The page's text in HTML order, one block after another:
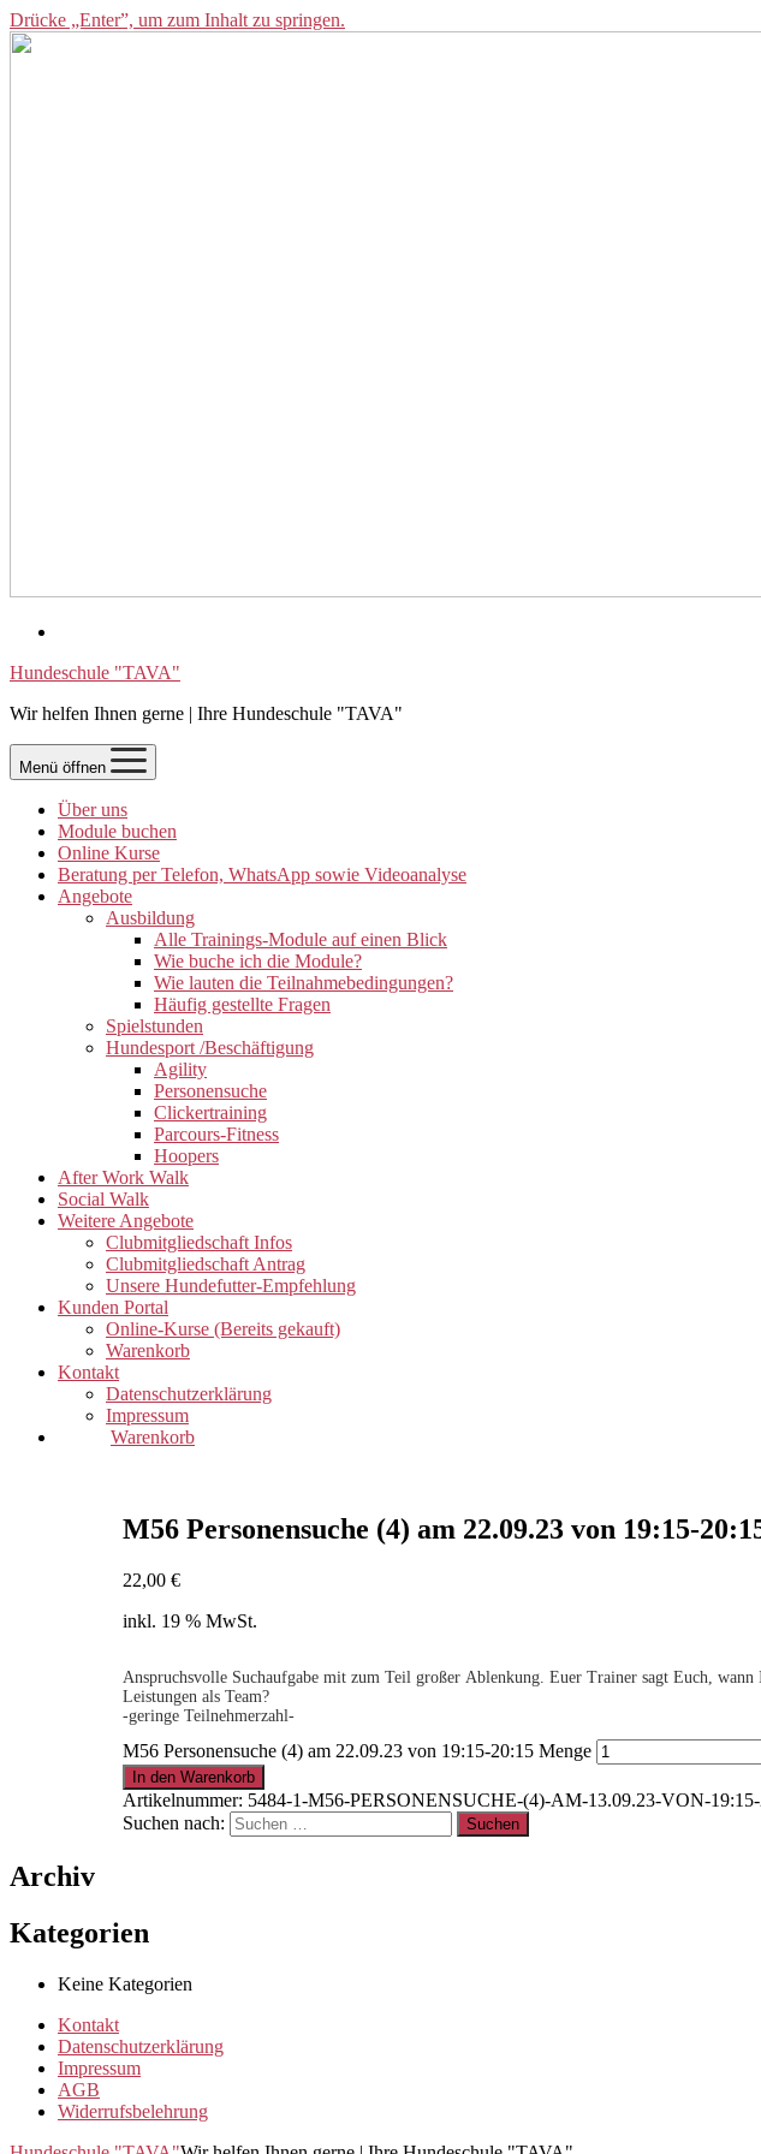
Drücke „Enter”, um zum Inhalt zu springen.
Hundeschule "TAVA"
Wir helfen Ihnen gerne | Ihre Hundeschule "TAVA"
Menü öffnen
Über uns
Module buchen
Online Kurse
Beratung per Telefon, WhatsApp sowie Videoanalyse
Angebote
Ausbildung
Alle Trainings-Module auf einen Blick
Wie buche ich die Module?
Wie lauten die Teilnahmebedingungen?
Häufig gestellte Fragen
Spielstunden
Hundesport /Beschäftigung
Agility
Personensuche
Clickertraining
Parcours-Fitness
Hoopers
After Work Walk
Social Walk
Weitere Angebote
Clubmitgliedschaft Infos
Clubmitgliedschaft Antrag
Unsere Hundefutter-Empfehlung
Kunden Portal
Online-Kurse (Bereits gekauft)
Warenkorb
Kontakt
Datenschutzerklärung
Impressum
Warenkorb
M56 Personensuche (4) am 22.09.23 von 19:15-
22,00€
inkl. 19 % MwSt.
Anspruchsvolle Suchaufgabe mit zum Teil großer Ablenkung. Euer Trainer sagt Euch,
Leistungen als Team?
-geringe Teilnehmerzahl-
M56 Personensuche (4) am 22.09.23 von 19:15-20:15 Menge
In den Warenkorb
Artikelnummer: 5484-1-M56-PERSONENSUCHE-(4)-AM-13.09.23-VON-
Suchen nach:
Archiv
Kategorien
Keine Kategorien
Kontakt
Datenschutzerklärung
Impressum
AGB
Widerrufsbelehrung